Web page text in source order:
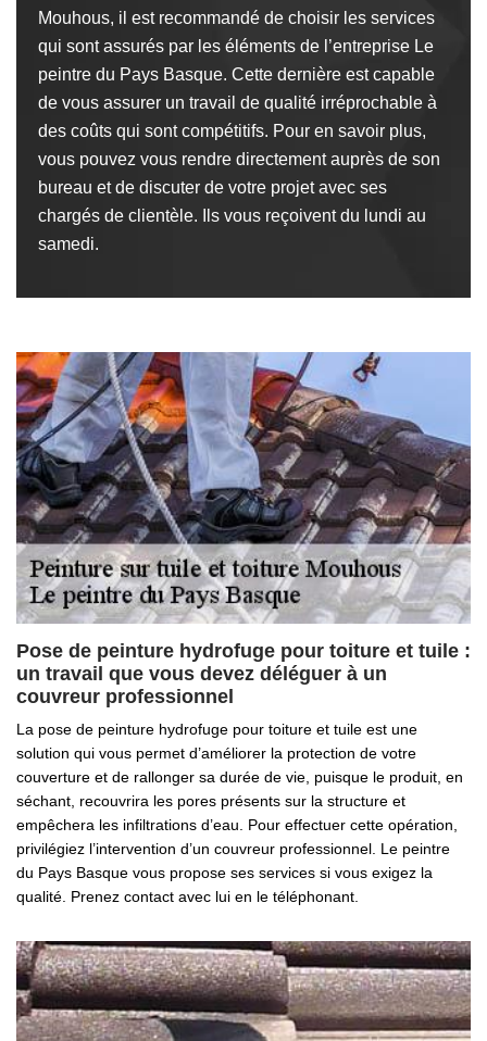
Mouhous, il est recommandé de choisir les services
qui sont assurés par les éléments de l’entreprise Le
peintre du Pays Basque. Cette dernière est capable
de vous assurer un travail de qualité irréprochable à
des coûts qui sont compétitifs. Pour en savoir plus,
vous pouvez vous rendre directement auprès de son
bureau et de discuter de votre projet avec ses
chargés de clientèle. Ils vous reçoivent du lundi au
samedi.
Pose de peinture hydrofuge pour toiture et tuile :
un travail que vous devez déléguer à un
couvreur professionnel
La pose de peinture hydrofuge pour toiture et tuile est une
solution qui vous permet d’améliorer la protection de votre
couverture et de rallonger sa durée de vie, puisque le produit, en
séchant, recouvrira les pores présents sur la structure et
empêchera les infiltrations d’eau. Pour effectuer cette opération,
privilégiez l’intervention d’un couvreur professionnel. Le peintre
du Pays Basque vous propose ses services si vous exigez la
qualité. Prenez contact avec lui en le téléphonant.